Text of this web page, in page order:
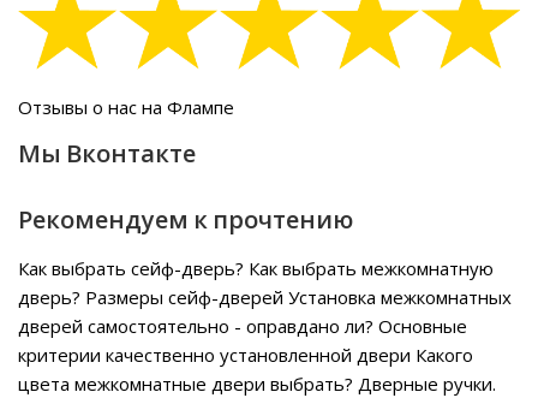
Отзывы о нас на Флампе
Мы Вконтакте
Рекомендуем к прочтению
Как выбрать сейф-дверь? Как выбрать межкомнатную
дверь? Размеры сейф-дверей Установка межкомнатных
дверей самостоятельно - оправдано ли? Основные
критерии качественно установленной двери Какого
цвета межкомнатные двери выбрать? Дверные ручки.